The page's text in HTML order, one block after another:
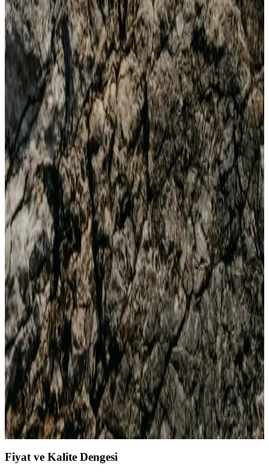
Erkek sivit kazaklar, şıklık ve konforu bir araya getirerek farklı
tarzlara uyum sağlar. Günlük ve resmi kullanıma uygun, doğal
malzemelerden yapılmış modellerle tarzınızı tamamlayın.
Erkek Yırtık Kot Pantolonları: Moda ve Konforun
Modern Buluşması
Erkek yırtık kot pantolonlar, stil ve konforu birleştiren modern
seçeneklerdir. Farklı modeller, renkler ve detaylar ile her tarza uygun
alternatifler sunar.
Erkek Tek Ceket Kombinleri: Güncel ve Şık Stil
İpuçları ve Trendler
Erkekler için modern ve şık tek ceket kombinleri, farklı tarzlara
uygun öneriler ve stil ipuçlarıyla günlük ve resmi ortamlarda fark
yaratmanızı sağlar.
Pierroni Bordo Erkek Seti: Kravat Mendil Kol
Düğmesi ve Çorap ile Şıklık ve Fonksiyonellik
Şık ve kaliteli Pierroni bordo erkek seti, kravat, mendil, kol düğmesi
ve çorap ile detaylara özen gösterenler için tasarlandı, şıklık ve
konforu bir arada sunar.
Harley Davidson Erkek Botları Karşılaştırması
Siyah Kauçuk ve Haki Deri Modelleri
Harley Davidson'un siyah kauçuk ve haki deri erkek bot
modellerinin özellikleri, kullanıcı yorumları ve performanslarını
karşılaştırıyoruz, bilinçli alışveriş için detaylar burada.
2025'te Erkek Modasında Siyah ve Lacivertin Şıklık
Sırları
Erkek modasında siyah ve lacivertin uyumuyla şıklığınızı artırın.
Kombin önerileri ve stil ipuçları için hemen keşfedin!
Fiyat ve Kalite Dengesi